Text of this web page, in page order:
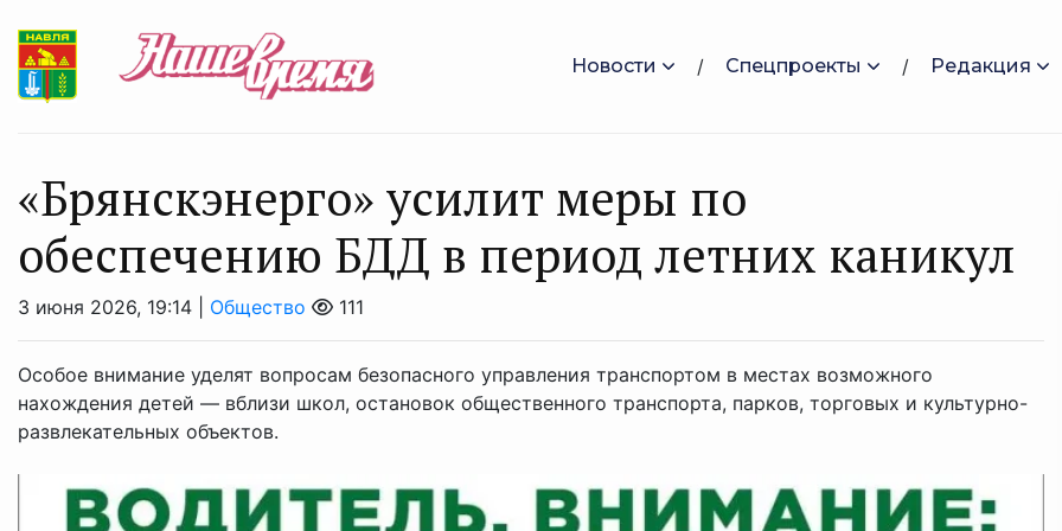
Новости Спецпроекты Редакция
«Брянскэнерго» усилит меры по
обеспечению БДД в период летних каникул
3 июня 2026, 19:14 | Общество 111
Особое внимание уделят вопросам безопасного управления транспортом в местах возможного
нахождения детей — вблизи школ, остановок общественного транспорта, парков, торговых и культурно-
развлекательных объектов.